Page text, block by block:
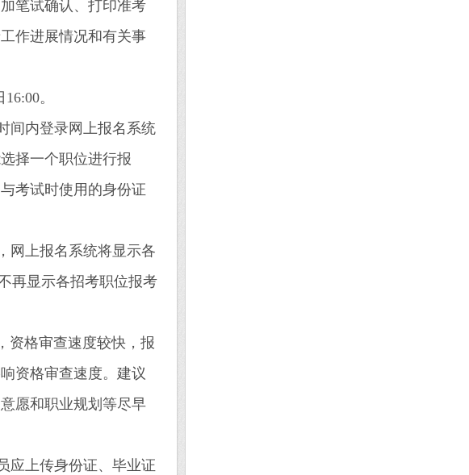
笔试确认、打印准考
作进展情况和有关事
。
内登录网上报名系统
择一个职位进行报
考试时使用的身份证
网上报名系统将显示各
再显示各招考职位报考
格审查速度较快，报
资格审查速度。建议
愿和职业规划等尽早
上传身份证、毕业证